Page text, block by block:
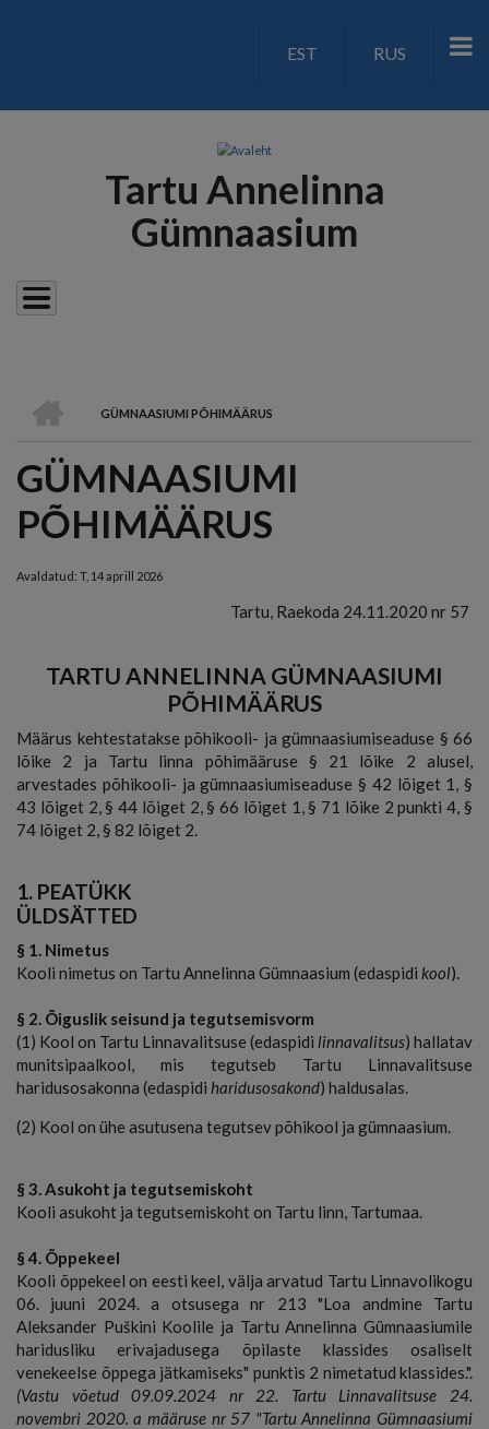
LANGUAGE
EST RUS
Tartu Annelinna
Gümnaasium
LEIVAPURU
GÜMNAASIUMI PÕHIMÄÄRUS
GÜMNAASIUMI
PÕHIMÄÄRUS
Avaldatud: T, 14 aprill 2026
Tartu, Raekoda 24.11.2020 nr 57
TARTU ANNELINNA GÜMNAASIUMI
PÕHIMÄÄRUS
Määrus kehtestatakse põhikooli- ja gümnaasiumiseaduse § 66
lõike 2 ja Tartu linna põhimääruse § 21 lõike 2 alusel,
arvestades põhikooli- ja gümnaasiumiseaduse § 42 lõiget 1, §
43 lõiget 2, § 44 lõiget 2, § 66 lõiget 1, § 71 lõike 2 punkti 4, §
74 lõiget 2, § 82 lõiget 2.
1. PEATÜKK
ÜLDSÄTTED
§ 1. Nimetus
Kooli nimetus on Tartu Annelinna Gümnaasium (edaspidi kool).
§ 2. Õiguslik seisund ja tegutsemisvorm
(1) Kool on Tartu Linnavalitsuse (edaspidi linnavalitsus) hallatav
munitsipaalkool, mis tegutseb Tartu Linnavalitsuse
haridusosakonna (edaspidi haridusosakond) haldusalas.
(2) Kool on ühe asutusena tegutsev põhikool ja gümnaasium.
§ 3. Asukoht ja tegutsemiskoht
Kooli asukoht ja tegutsemiskoht on Tartu linn, Tartumaa.
§ 4. Õppekeel
Kooli õppekeel on eesti keel, välja arvatud Tartu Linnavolikogu
06. juuni 2024. a otsusega nr 213 "Loa andmine Tartu
Aleksander Puškini Koolile ja Tartu Annelinna Gümnaasiumile
haridusliku erivajadusega õpilaste klassides osaliselt
venekeelse õppega jätkamiseks" punktis 2 nimetatud klassides.".
(Vastu võetud 09.09.2024 nr 22. Tartu Linnavalitsuse 24.
novembri 2020. a määruse nr 57 "Tartu Annelinna Gümnaasiumi